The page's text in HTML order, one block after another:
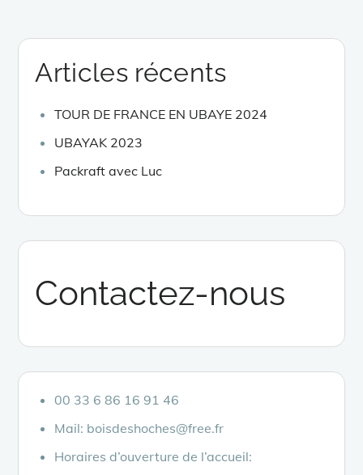
Articles récents
TOUR DE FRANCE EN UBAYE 2024
UBAYAK 2023
Packraft avec Luc
Contactez-nous
00 33 6 86 16 91 46
Mail: boisdeshoches@free.fr
Horaires d’ouverture de l’accueil: